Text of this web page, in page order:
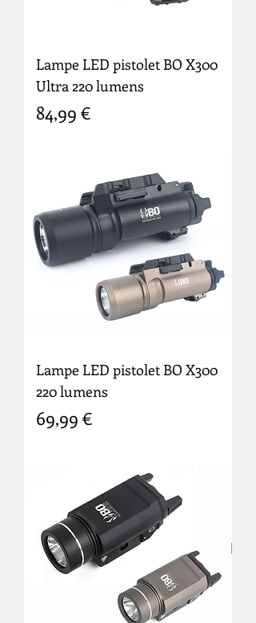
Lampe LED pistolet BO X300
Ultra 220 lumens
Prix
84,99 €
Lampe LED pistolet BO X300
220 lumens
Prix
69,99 €